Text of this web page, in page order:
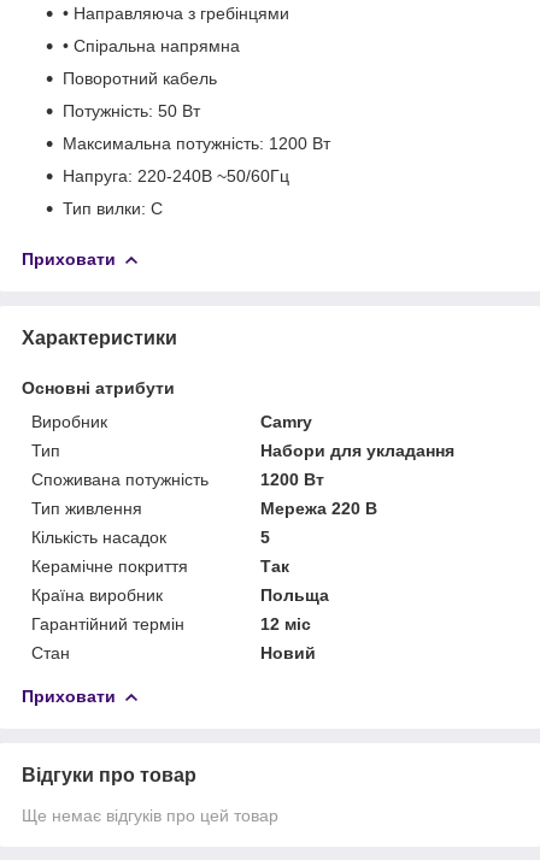
• Направляюча з гребінцями
• Спіральна напрямна
Поворотний кабель
Потужність: 50 Вт
Максимальна потужність: 1200 Вт
Напруга: 220-240В ~50/60Гц
Тип вилки: C
Приховати
Характеристики
Основні атрибути
Виробник
Camry
Тип
Набори для укладання
Споживана потужність
1200 Вт
Тип живлення
Мережа 220 В
Кількість насадок
5
Керамічне покриття
Так
Країна виробник
Польща
Гарантійний термін
12 міс
Стан
Новий
Приховати
Відгуки про товар
Ще немає відгуків про цей товар